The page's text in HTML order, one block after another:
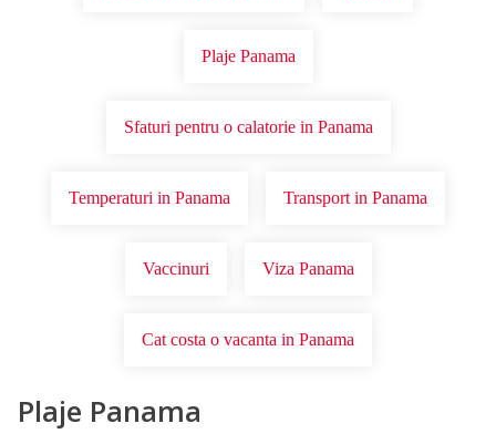
Plaje Panama
Sfaturi pentru o calatorie in Panama
Temperaturi in Panama Transport in Panama
Vaccinuri Viza Panama
Cat costa o vacanta in Panama
Plaje Panama